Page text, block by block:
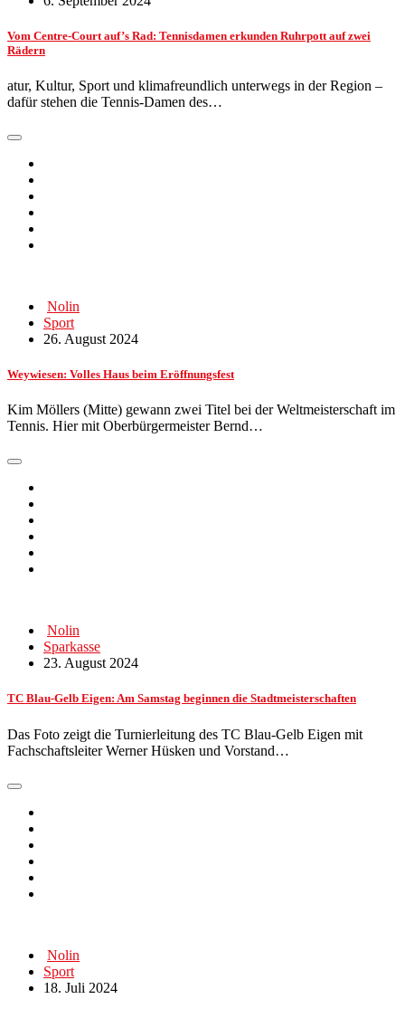
Vom Centre-Court auf’s Rad: Tennisdamen erkunden Ruhrpott auf zwei
Rädern
atur, Kultur, Sport und klimafreundlich unterwegs in der Region –
dafür stehen die Tennis-Damen des…
Nolin
Sport
26. August 2024
Weywiesen: Volles Haus beim Eröffnungsfest
Kim Möllers (Mitte) gewann zwei Titel bei der Weltmeisterschaft im
Tennis. Hier mit Oberbürgermeister Bernd…
Nolin
Sparkasse
23. August 2024
TC Blau-Gelb Eigen: Am Samstag beginnen die Stadtmeisterschaften
Das Foto zeigt die Turnierleitung des TC Blau-Gelb Eigen mit
Fachschaftsleiter Werner Hüsken und Vorstand…
Nolin
Sport
18. Juli 2024